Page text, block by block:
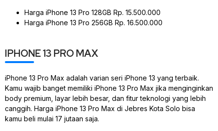
Harga iPhone 13 Pro 128GB Rp. 15.500.000
Harga iPhone 13 Pro 256GB Rp. 16.500.000
IPHONE 13 PRO MAX
iPhone 13 Pro Max adalah varian seri iPhone 13 yang terbaik.
Kamu wajib banget memiliki iPhone 13 Pro Max jika menginginkan
body premium, layar lebih besar, dan fitur teknologi yang lebih
canggih. Harga iPhone 13 Pro Max di Jebres Kota Solo bisa
kamu beli mulai 17 jutaan saja.